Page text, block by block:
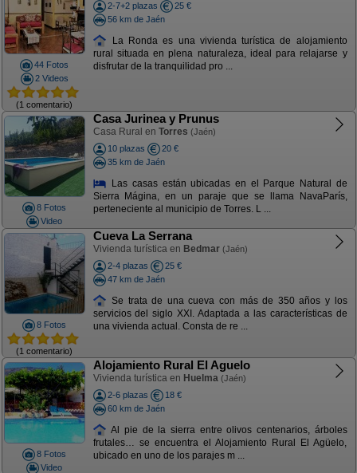
44 Fotos
2 Videos
(1 comentario)
2-7+2 plazas
25 €
56 km de Jaén
La Ronda es una vivienda turística de alojamiento
rural situada en plena naturaleza, ideal para relajarse y
disfrutar de la tranquilidad pro ...
8 Fotos
Video
Casa Jurinea y Prunus
Casa Rural en Torres (Jaén)
10 plazas
20 €
35 km de Jaén
Las casas están ubicadas en el Parque Natural de
Sierra Mágina, en un paraje que se llama NavaParís,
perteneciente al municipio de Torres. L ...
8 Fotos
(1 comentario)
Cueva La Serrana
Vivienda turística en Bedmar (Jaén)
2-4 plazas
25 €
47 km de Jaén
Se trata de una cueva con más de 350 años y los
servicios del siglo XXI. Adaptada a las características de
una vivienda actual. Consta de re ...
8 Fotos
Video
Alojamiento Rural El Aguelo
Vivienda turística en Huelma (Jaén)
2-6 plazas
18 €
60 km de Jaén
Al pie de la sierra entre olivos centenarios, árboles
frutales… se encuentra el Alojamiento Rural El Agüelo,
ubicado en uno de los parajes m ...